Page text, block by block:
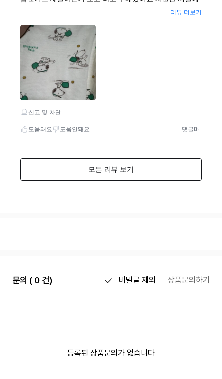
문의 ( 0 건) 비밀글 제외 상품문의하기
등록된 상품문의가 없습니다